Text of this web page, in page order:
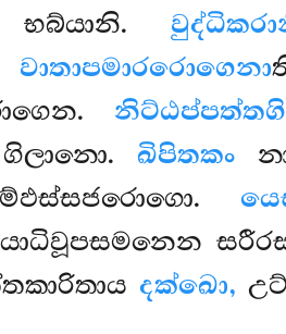
වාතාපමාරරොගෙනා
ඛිපිතකං
දක්ඛො,